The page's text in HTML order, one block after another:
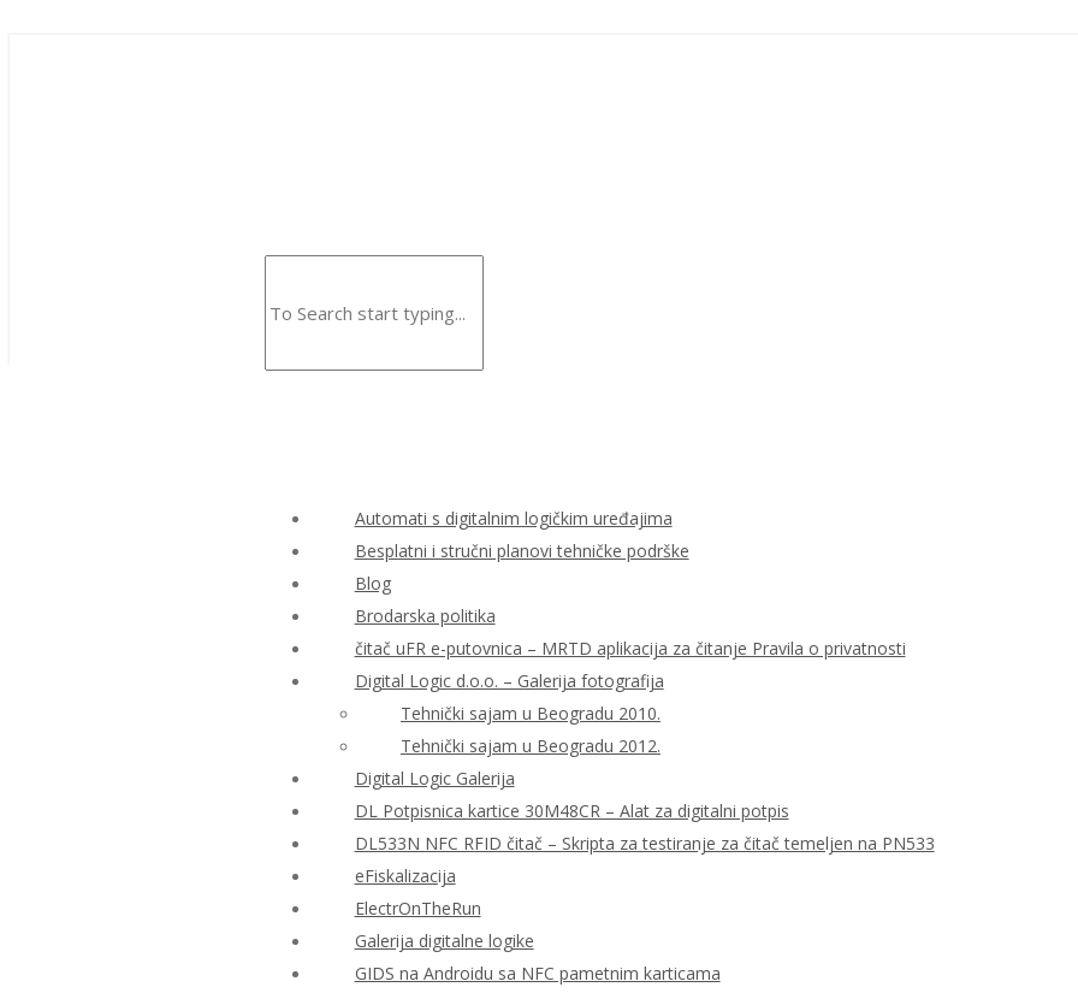
Automati s digitalnim logičkim uređajima
Besplatni i stručni planovi tehničke podrške
Blog
Brodarska politika
čitač uFR e-putovnica – MRTD aplikacija za čitanje Pravila o privatnosti
Digital Logic d.o.o. – Galerija fotografija
Tehnički sajam u Beogradu 2010.
Tehnički sajam u Beogradu 2012.
Digital Logic Galerija
DL Potpisnica kartice 30M48CR – Alat za digitalni potpis
DL533N NFC RFID čitač – Skripta za testiranje za čitač temeljen na PN533
eFiskalizacija
ElectrOnTheRun
Galerija digitalne logike
GIDS na Androidu sa NFC pametnim karticama